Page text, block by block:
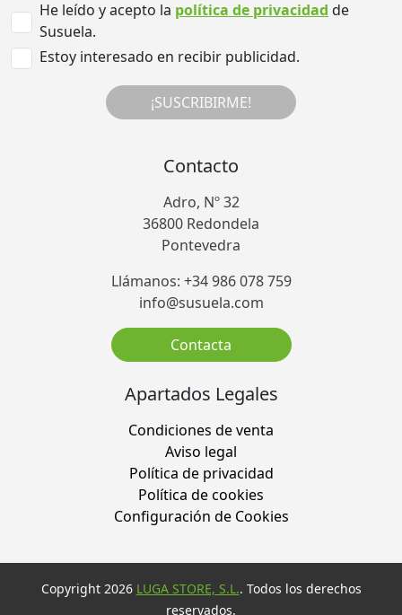
He leído y acepto la política de privacidad de
Susuela.
Estoy interesado en recibir publicidad.
¡SUSCRIBIRME!
Contacto
Adro, Nº 32
36800 Redondela
Pontevedra
Llámanos: +34 986 078 759
info@susuela.com
Contacta
Apartados Legales
Condiciones de venta
Aviso legal
Política de privacidad
Política de cookies
Configuración de Cookies
Copyright 2026 LUGA STORE, S.L.. Todos los derechos
reservados.